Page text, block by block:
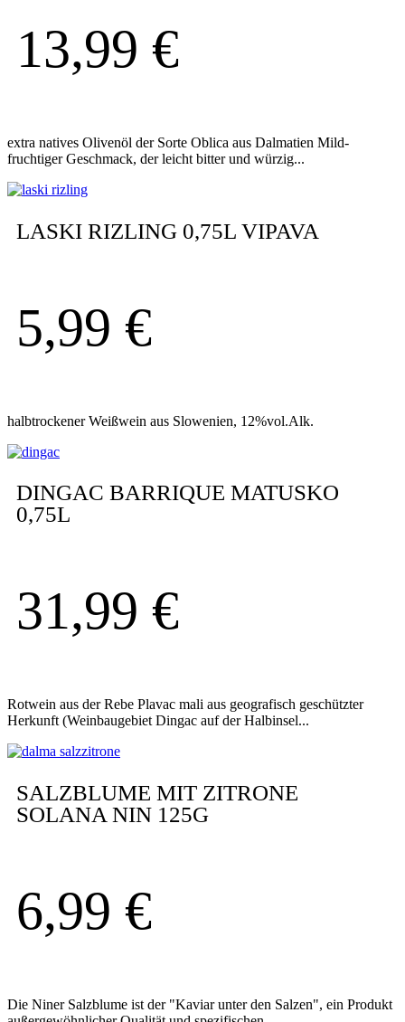
13,99 €
extra natives Olivenöl der Sorte Oblica aus Dalmatien Mild-
fruchtiger Geschmack, der leicht bitter und würzig...
LASKI RIZLING 0,75L VIPAVA
5,99 €
halbtrockener Weißwein aus Slowenien, 12%vol.Alk.
DINGAC BARRIQUE MATUSKO
0,75L
31,99 €
Rotwein aus der Rebe Plavac mali aus geografisch geschützter
Herkunft (Weinbaugebiet Dingac auf der Halbinsel...
SALZBLUME MIT ZITRONE
SOLANA NIN 125G
6,99 €
Die Niner Salzblume ist der "Kaviar unter den Salzen", ein Produkt